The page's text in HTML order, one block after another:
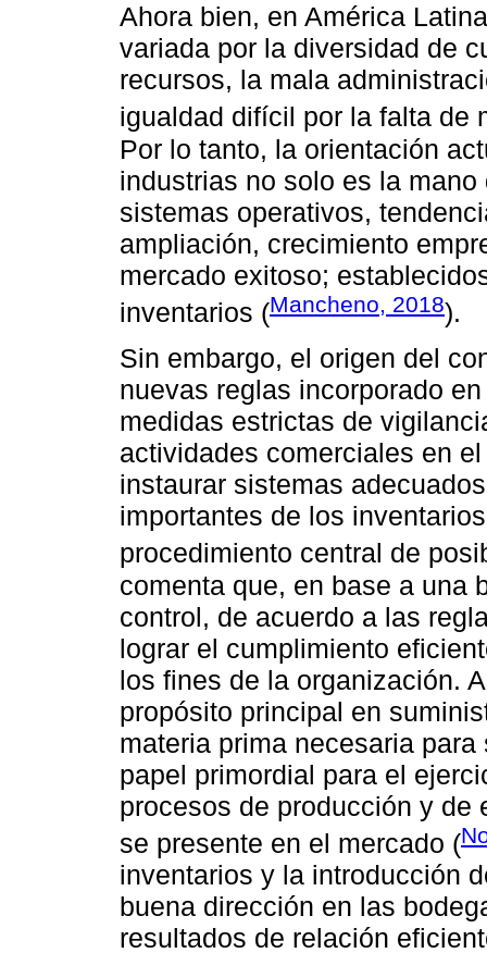
Ahora bien, en América
variada por la diversidad de
recursos, la mala
igualdad difícil por la falta de
Por lo tanto, la orientación
industrias no solo es la
sistemas operativos,
ampliación, crecimiento
mercado exitoso;
inventarios (Mancheno, 2018).
Sin embargo, el origen del
nuevas reglas incorporado
medidas estrictas de
actividades comerciales en
instaurar sistemas
importantes de los
procedimiento central de
comenta que, en base a una
control, de acuerdo a las
lograr el cumplimiento
los fines de la organización.
propósito principal en
materia prima necesaria
papel primordial para el
procesos de producción y de
se presente en el mercado (
inventarios y la introducción
buena dirección en las
resultados de relación